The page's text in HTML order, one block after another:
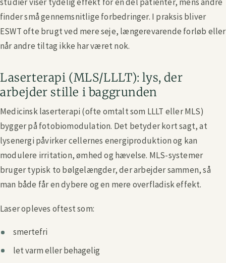
finder små gennemsnitlige forbedringer. I praksis bliver
ESWT ofte brugt ved mere seje, længerevarende forløb eller
når andre tiltag ikke har været nok.
Laserterapi (MLS/LLLT): lys, der
arbejder stille i baggrunden
Medicinsk laserterapi (ofte omtalt som LLLT eller MLS)
bygger på fotobiomodulation. Det betyder kort sagt, at
lysenergi påvirker cellernes energiproduktion og kan
modulere irritation, ømhed og hævelse. MLS-systemer
bruger typisk to bølgelængder, der arbejder sammen, så
man både får en dybere og en mere overfladisk effekt.
Laser opleves oftest som:
smertefri
let varm eller behagelig